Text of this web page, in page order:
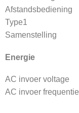
Afstandsbediening
Type1
Samenstelling
Energie
AC invoer voltage
AC invoer frequentie